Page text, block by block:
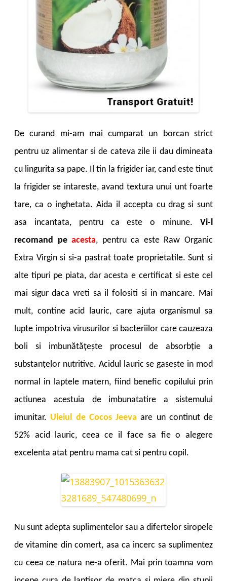
De curand mi-am mai cumparat un borcan strict
pentru uz alimentar si de cateva zile ii dau dimineata
cu lingurita sa pape. Il tin la frigider iar, cand este tinut
la frigider se intareste, avand textura unui unt foarte
tare, ca o inghetata. Aida il accepta cu drag si sunt
asa incantata, pentru ca este o minune. Vi-l
recomand pe acesta, pentru ca este Raw Organic
Extra Virgin si si-a pastrat toate proprietatile. Sunt si
alte tipuri pe piata, dar acesta e certificat si este cel
mai sigur daca vreti sa il folositi si in mancare. Mai
mult, contine acid lauric, care ajuta organismul sa
lupte impotriva virusurilor si bacteriilor care cauzeaza
boli si imbunătăţeşte procesul de absorbţie a
substanţelor nutritive. Acidul lauric se gaseste in mod
normal in laptele matern, fiind benefic copilului prin
actiunea acestuia de imbunatatire a sistemului
imunitar. Uleiul de Cocos Jeeva are un continut de
52% acid lauric, ceea ce il face sa fie o alegere
excelenta atat pentru mama cat si pentru copil.
Nu sunt adepta suplimentelor sau a difertelor siropele
de vitamine din comert, asa ca incerc sa suplimentez
cu ceea ce natura ne-a oferit. Mai prin toamna vom